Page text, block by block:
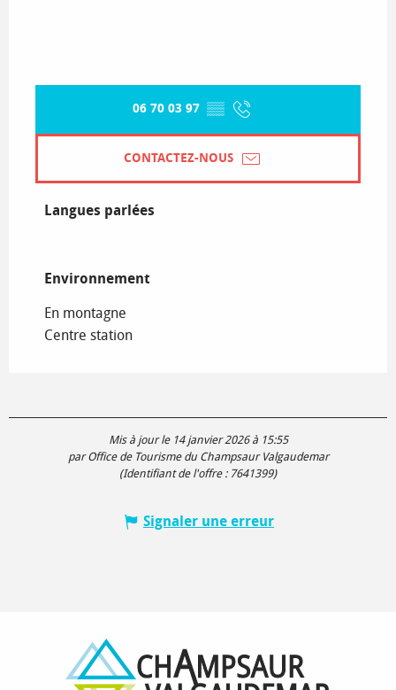
06 70 03 97 ▒▒
CONTACTEZ-NOUS
Langues parlées
Langues parlées
Environnement
Environnement
En montagne
Centre station
Mis à jour le 14 janvier 2026 à 15:55
par Office de Tourisme du Champsaur Valgaudemar
(Identifiant de l'offre : 7641399)
Signaler une erreur